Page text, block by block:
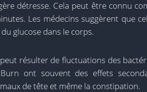
détresse. Cela peut être connu
Les médecins suggèrent que
glucose dans le corps.
résulter de fluctuations des
ont souvent des effets
de tête et même la constipation.